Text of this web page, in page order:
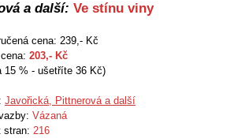
a další: Ve stínu viny
cena: 239,- Kč
203,- Kč
15 % - ušetříte 36 Kč)
Javořická, Pittnerová a další
Vázaná
stran: 216